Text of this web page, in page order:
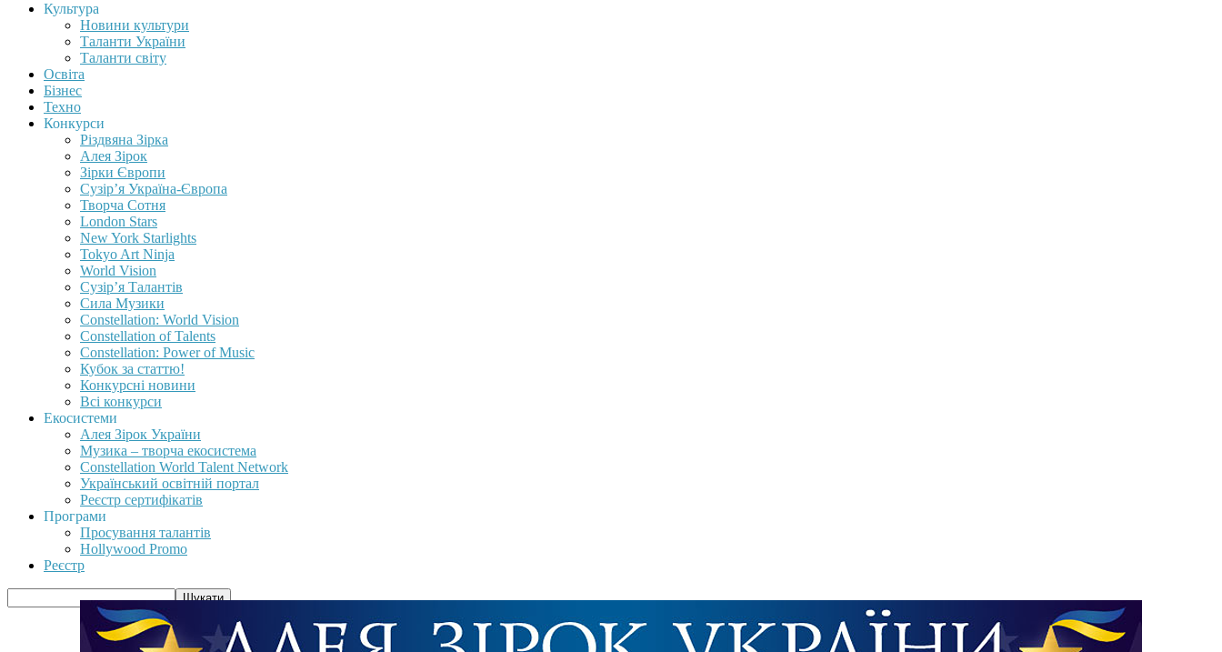
Культура
Новини культури
Таланти України
Таланти світу
Освіта
Бізнес
Техно
Конкурси
Різдвяна Зірка
Алея Зірок
Зірки Європи
Сузір’я Україна-Європа
Творча Сотня
London Stars
New York Starlights
Tokyo Art Ninja
World Vision
Сузір’я Талантів
Сила Музики
Constellation: World Vision
Constellation of Talents
Constellation: Power of Music
Кубок за статтю!
Конкурсні новини
Всі конкурси
Екосистеми
Алея Зірок України
Музика – творча екосистема
Constellation World Talent Network
Український освітній портал
Реєстр сертифікатів
Програми
Просування талантів
Hollywood Promo
Реєстр